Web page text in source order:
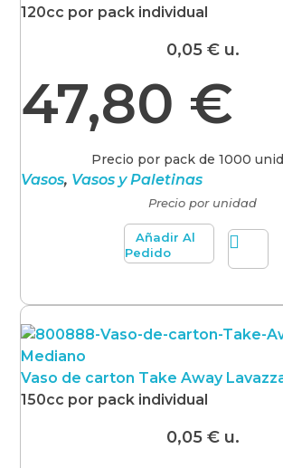
120cc por pack individual
0,05 €u.
47,80 €
Precio por pack de 1000
Vasos, Vasos y Paletinas
Precio por unidad
Añadir Al
Pedido
Vaso de carton Take Away
150cc por pack individual
0,05 €u.